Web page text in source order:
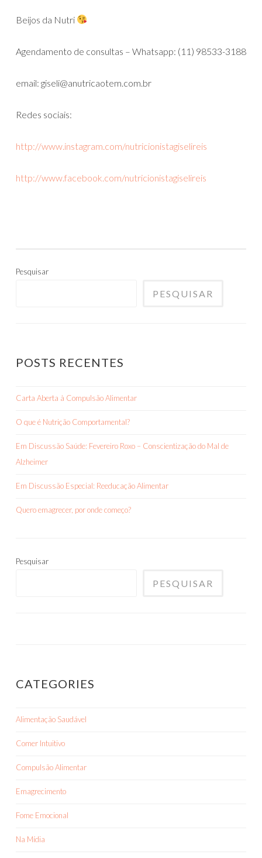
Beijos da Nutri
Agendamento de consultas – Whatsapp: (11) 98533-3188
email: giseli@anutricaotem.com.br
Redes sociais:
http://www.instagram.com/nutricionistagiselireis
http://www.facebook.com/nutricionistagiselireis
Pesquisar
PESQUISAR
POSTS RECENTES
Carta Aberta à Compulsão Alimentar
O que é Nutrição Comportamental?
Em Discussão Saúde: Fevereiro Roxo – Conscientização do Mal de
Alzheimer
Em Discussão Especial: Reeducação Alimentar
Quero emagrecer, por onde começo?
Pesquisar
PESQUISAR
CATEGORIES
Alimentação Saudável
Comer Intuitivo
Compulsão Alimentar
Emagrecimento
Fome Emocional
Na Mídia